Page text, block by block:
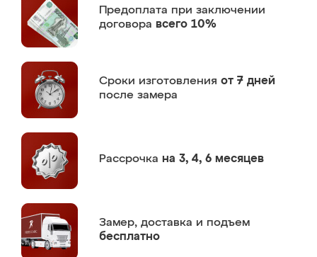
Предоплата при заключении
договора всего 10%
Сроки изготовления от 7 дней
после замера
Рассрочка на 3, 4, 6 месяцев
Замер, доставка и подъем
бесплатно